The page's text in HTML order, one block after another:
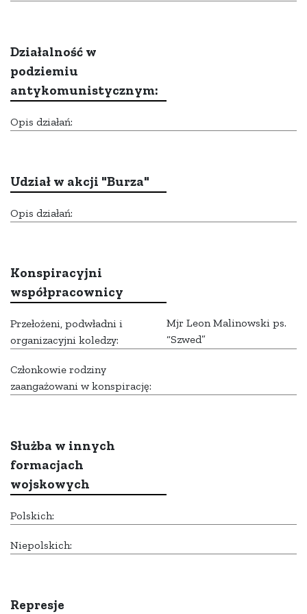
Działalność w
podziemiu
antykomunistycznym:
Opis działań:
Udział w akcji "Burza"
Opis działań:
Konspiracyjni
współpracownicy
Przełożeni, podwładni i
organizacyjni koledzy:
Mjr Leon Malinowski ps.
“Szwed”
Członkowie rodziny
zaangażowani w konspirację:
Służba w innych
formacjach
wojskowych
Polskich:
Niepolskich:
Represje